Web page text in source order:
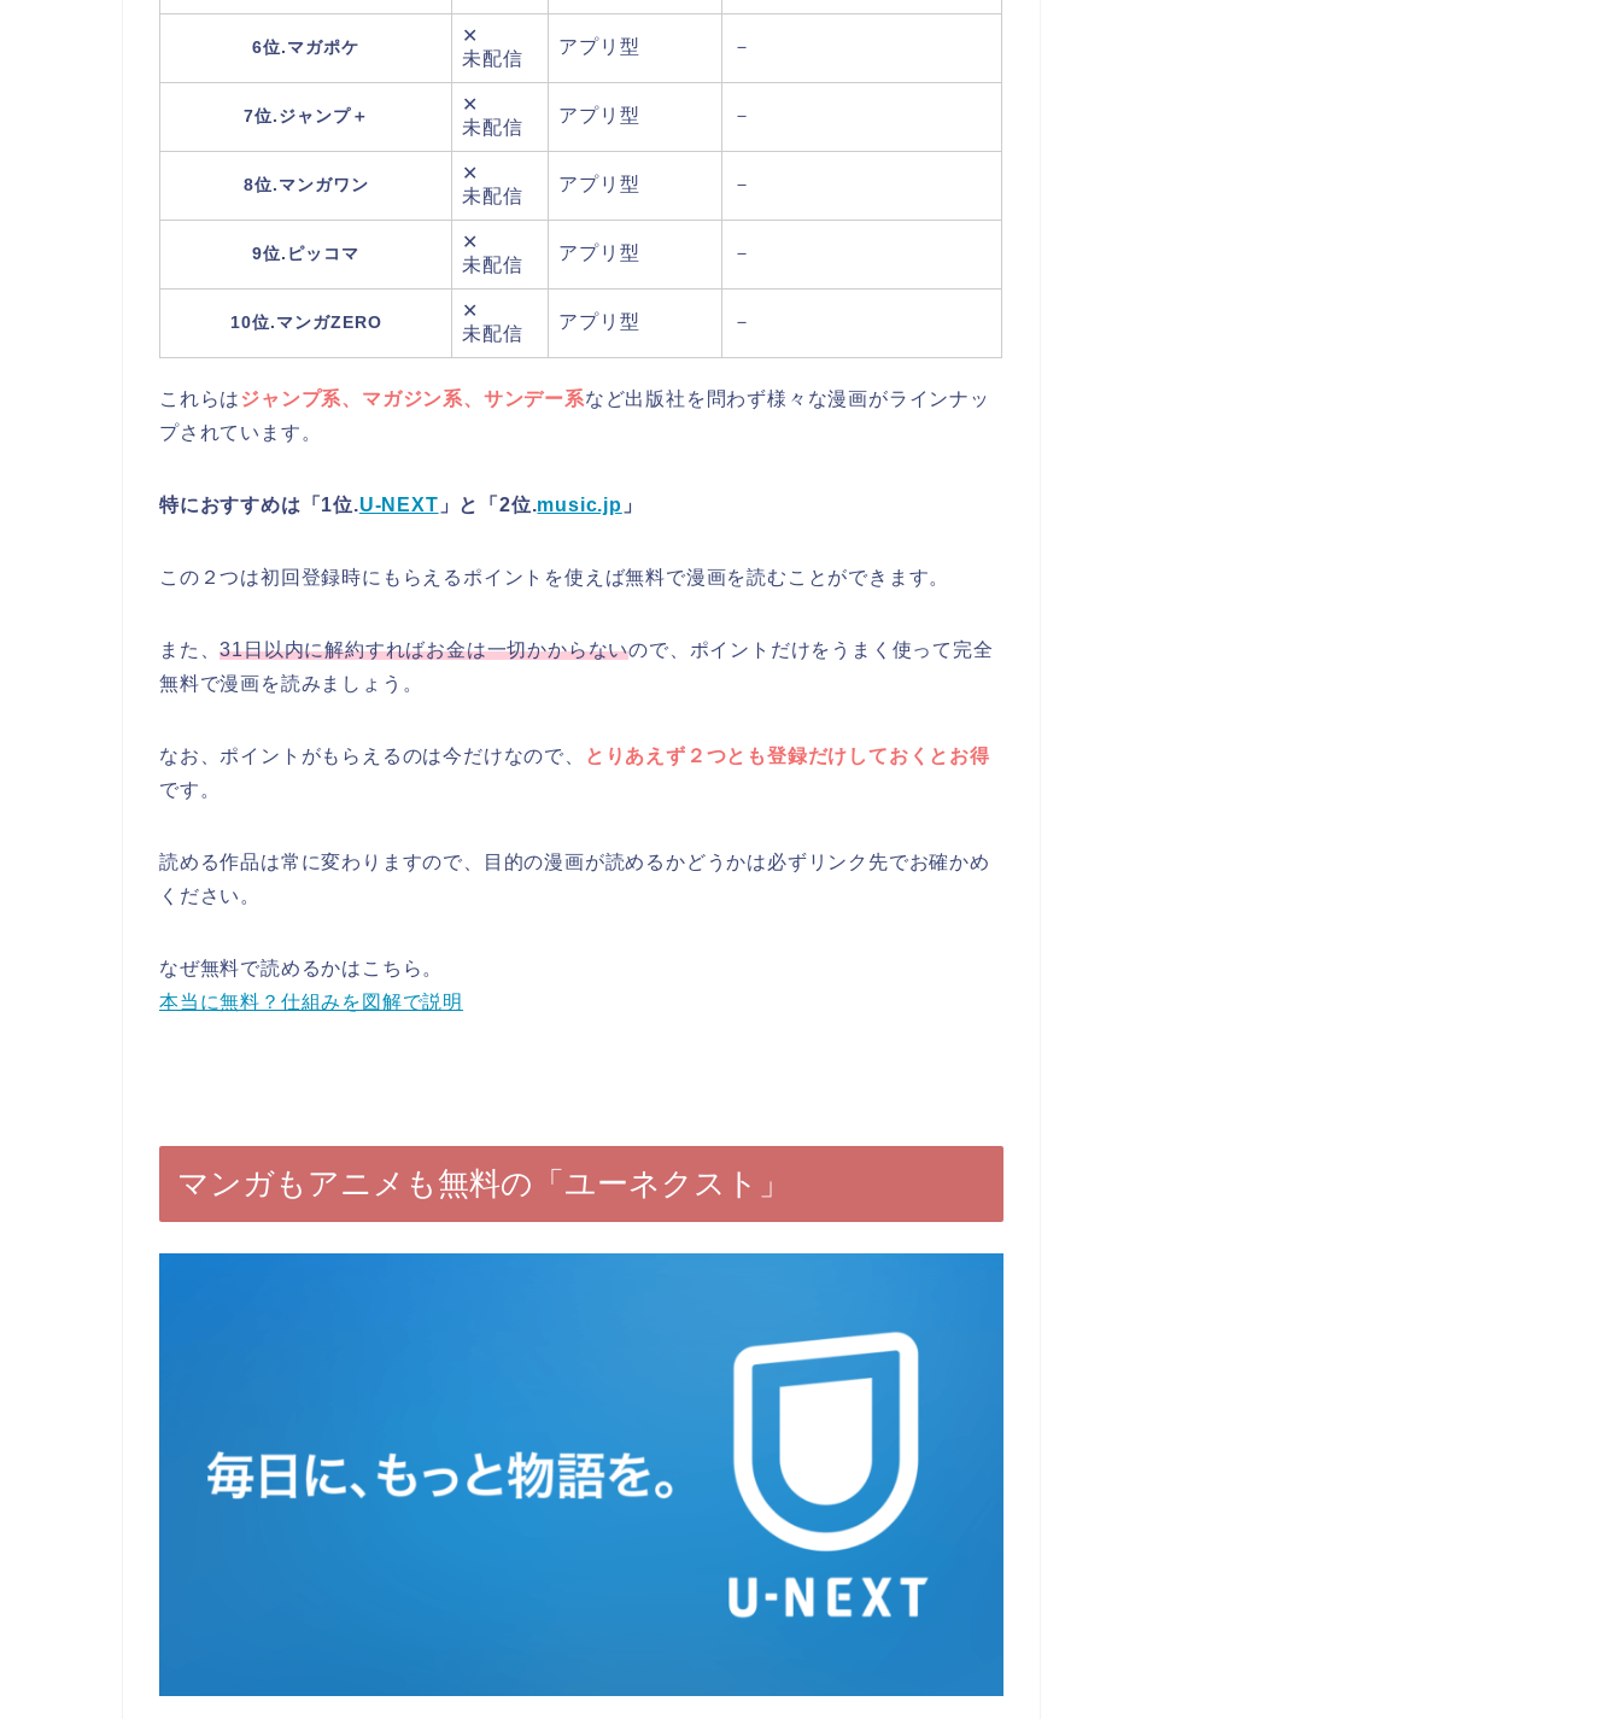
6位.マガポケ
✕
未配信
アプリ型 －
7位.ジャンプ＋
✕
未配信
アプリ型 －
8位.マンガワン
✕
未配信
アプリ型 －
9位.ピッコマ
✕
未配信
アプリ型 －
10位.マンガZERO
✕
未配信
アプリ型 －
これらは ジャンプ系、マガジン系、サンデー系など出版社を問わず様々な漫画がラインナッ
プされています。
特におすすめは「1位.U-NEXT 」と「2位.music.jp 」
この２つは初回登録時にもらえるポイントを使えば無料で漫画を読むことができます。
また、31日以内に解約すればお金は一切かからないので、ポイントだけをうまく使って完全
無料で漫画を読みましょう。
なお、ポイントがもらえるのは今だけなので、
とりあえず２つとも登録だけしておくとお得
です。
読める作品は常に変わりますので、目的の漫画が読めるかどうかは必ずリンク先でお確かめ
ください。
なぜ無料で読めるかはこちら。
本当に無料？仕組みを図解で説明
マンガもアニメも無料の「ユーネクスト」